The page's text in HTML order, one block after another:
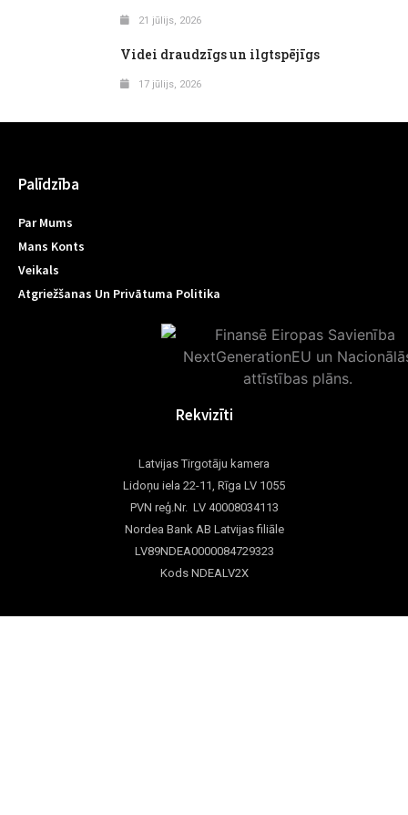
21 jūlijs, 2026
Videi draudzīgs un ilgtspējīgs
17 jūlijs, 2026
Palīdzība
Par Mums
Mans Konts
Veikals
Atgriežšanas Un Privātuma Politika
Rekvizīti
Latvijas Tirgotāju kamera
Lidoņu iela 22-11, Rīga LV 1055
PVN reģ.Nr. LV 40008034113
Nordea Bank AB Latvijas filiāle
LV89NDEA0000084729323
Kods NDEALV2X